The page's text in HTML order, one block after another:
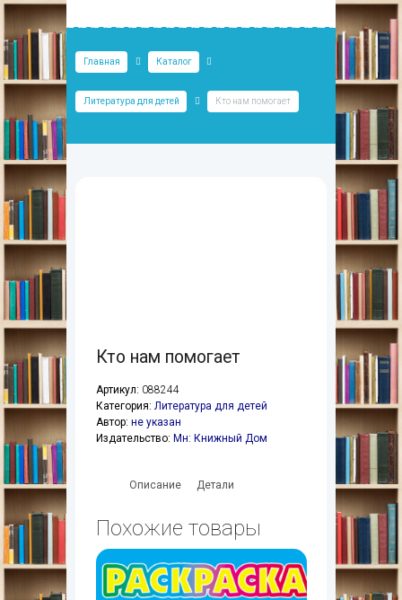
Главная Каталог
Литература для детей Кто нам помогает
Кто нам помогает
Артикул: 088244
Категория: Литература для детей
Автор: не указан
Издательство: Мн: Книжный Дом
Описание Детали
Похожие товары